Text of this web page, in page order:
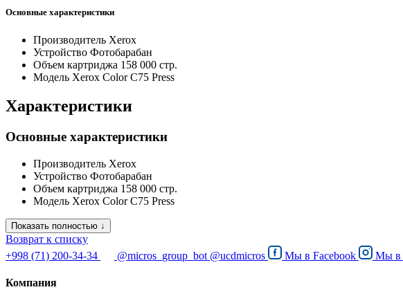
Основные характеристики
Производитель Xerox
Устройство Фотобарабан
Объем картриджа 158 000 стр.
Модель Xerox Color C75 Press
Характеристики
Основные характеристики
Производитель Xerox
Устройство Фотобарабан
Объем картриджа 158 000 стр.
Модель Xerox Color C75 Press
Показать полностью ↓
Возврат к списку
+998 (71) 200-34-34
@micros_group_bot @ucdmicros Мы в Facebook Мы в
Компания